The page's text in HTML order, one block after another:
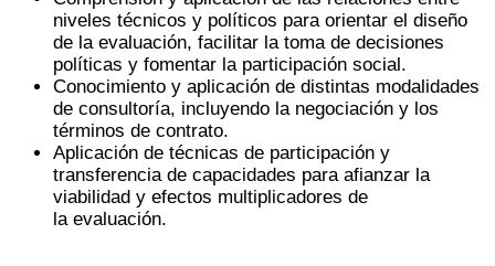
niveles técnicos y políticos para orientar el diseño
de la evaluación, facilitar la toma de decisiones
políticas y fomentar la participación social.
Conocimiento y aplicación de distintas modalidades
de consultoría, incluyendo la negociación y los
términos de contrato.
Aplicación de técnicas de participación y
transferencia de capacidades para afianzar la
viabilidad y efectos multiplicadores de
la evaluación.